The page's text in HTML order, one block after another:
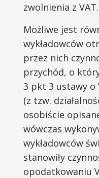
zwolnienia z VAT.
Możliwe jest
wykładowców
przez nich
przychód, o
3 pkt 3 ustawy o
(z tzw.
osobiście
wówczas
wykładowców
stanowiły
opodatkowaniu